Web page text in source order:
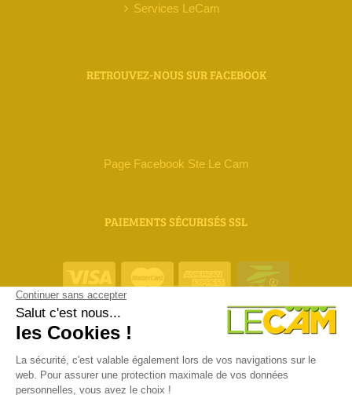
Services LeCam
RETROUVEZ-NOUS SUR FACEBOOK
Page Facebook Ste Le Cam
PAIEMENTS SÉCURISÉS SSL